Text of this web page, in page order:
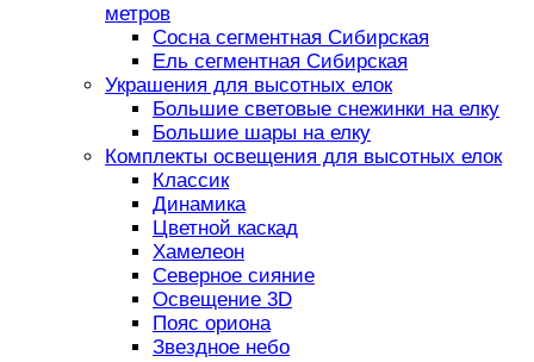
метров
Сосна сегментная Сибирская
Ель сегментная Сибирская
Украшения для высотных елок
Большие световые снежинки на елку
Большие шары на елку
Комплекты освещения для высотных елок
Классик
Динамика
Цветной каскад
Хамелеон
Северное сияние
Освещение 3D
Пояс ориона
Звездное небо